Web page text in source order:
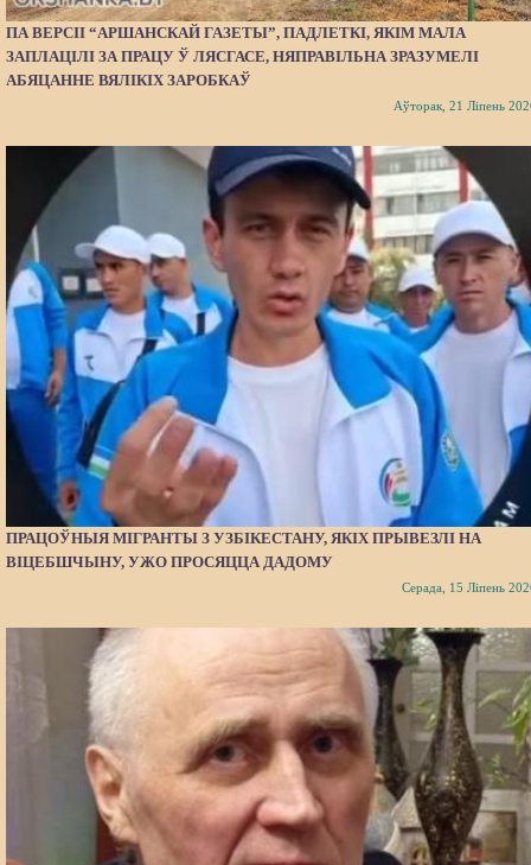
ПА ВЕРСІІ “АРШАНСКАЙ ГАЗЕТЫ”, ПАДЛЕТКІ, ЯКІМ МАЛА
ЗАПЛАЦІЛІ ЗА ПРАЦУ Ў ЛЯСГАСЕ, НЯПРАВІЛЬНА ЗРАЗУМЕЛІ
АБЯЦАННЕ ВЯЛІКІХ ЗАРОБКАЎ
Аўторак, 21 Ліпень
ПРАЦОЎНЫЯ МІГРАНТЫ З УЗБІКЕСТАНУ, ЯКІХ ПРЫВЕЗЛІ НА
ВІЦЕБШЧЫНУ, УЖО ПРОСЯЦЦА ДАДОМУ
Серада, 15 Ліпень